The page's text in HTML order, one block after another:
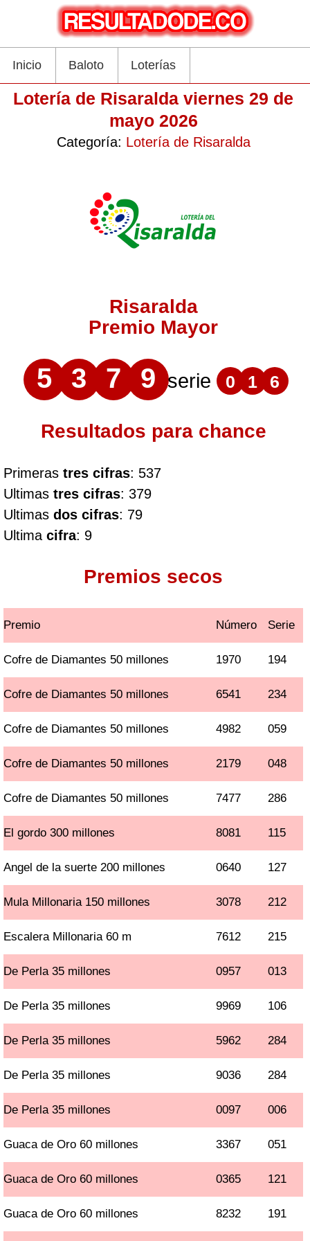
Inicio Baloto Loterías
Lotería de Risaralda viernes 29 de
mayo 2026
Categoría: Lotería de Risaralda
Risaralda
Premio Mayor
5 3 7 9 serie 0 1 6
Resultados para chance
Primeras tres cifras: 537
Ultimas tres cifras: 379
Ultimas dos cifras: 79
Ultima cifra: 9
Premios secos
Premio Número Serie
Cofre de Diamantes 50 millones 1970 194
Cofre de Diamantes 50 millones 6541 234
Cofre de Diamantes 50 millones 4982 059
Cofre de Diamantes 50 millones 2179 048
Cofre de Diamantes 50 millones 7477 286
El gordo 300 millones 8081 115
Angel de la suerte 200 millones 0640 127
Mula Millonaria 150 millones 3078 212
Escalera Millonaria 60 m 7612 215
De Perla 35 millones 0957 013
De Perla 35 millones 9969 106
De Perla 35 millones 5962 284
De Perla 35 millones 9036 284
De Perla 35 millones 0097 006
Guaca de Oro 60 millones 3367 051
Guaca de Oro 60 millones 0365 121
Guaca de Oro 60 millones 8232 191